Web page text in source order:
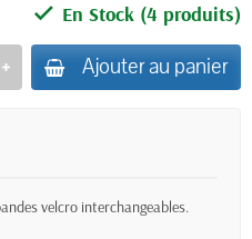
En Stock (4 produits)
Ajouter au panier
velcro interchangeables.